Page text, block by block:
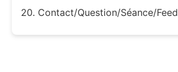
Contact/Question/Séance/